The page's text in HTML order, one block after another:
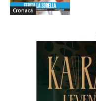
Cronaca